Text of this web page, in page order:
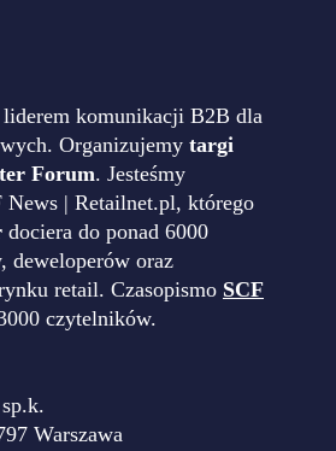
komunikacji B2B dla
Organizujemy targi
Forum. Jesteśmy
News | Retailnet.pl, którego
dociera do ponad 6000
deweloperów oraz
retail. Czasopismo SCF
czytelników.
Warszawa